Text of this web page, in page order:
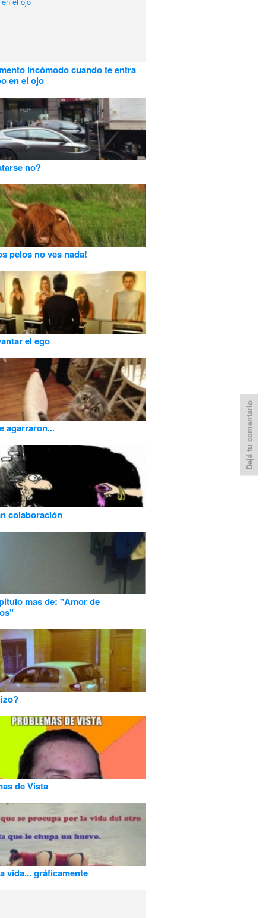
incómodo cuando te entra
en el ojo
no?
pelos no ves nada!
el ego
agarraron...
colaboración
mas de: "Amor de
de Vista
vida... gráficamente
Dejá tu comentario